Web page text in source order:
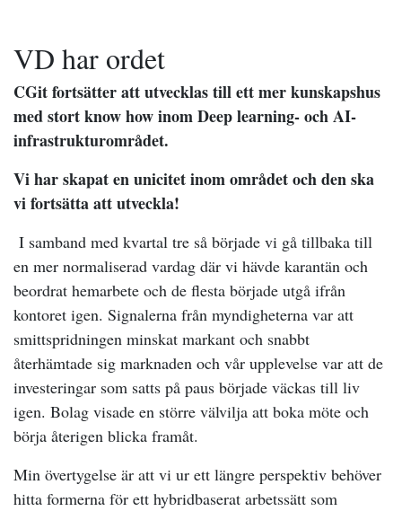
VD har ordet
CGit fortsätter att utvecklas till ett mer kunskapshus
med stort know how inom Deep learning- och AI-
infrastrukturområdet.
Vi har skapat en unicitet inom området och den ska
vi fortsätta att utveckla!
I samband med kvartal tre så började vi gå tillbaka till
en mer normaliserad vardag där vi hävde karantän och
beordrat hemarbete och de flesta började utgå ifrån
kontoret igen. Signalerna från myndigheterna var att
smittspridningen minskat markant och snabbt
återhämtade sig marknaden och vår upplevelse var att de
investeringar som satts på paus började väckas till liv
igen. Bolag visade en större välvilja att boka möte och
börja återigen blicka framåt.
Min övertygelse är att vi ur ett längre perspektiv behöver
hitta formerna för ett hybridbaserat arbetssätt som